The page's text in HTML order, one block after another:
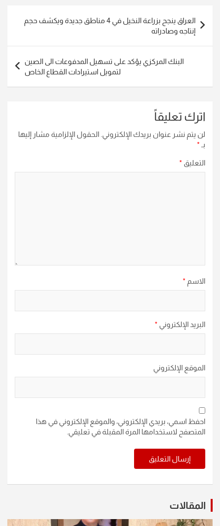
المقالات
العراق ينجح بزراعة النخيل في 4 مناطق جديدة ويكشف حجم
إنتاجه وصادراته
البنك المركزي يؤكد على تسهيل المدفوعات الى الصين
لتمويل استيرادات القطاع الخاص
اترك تعليقاً
لن يتم نشر عنوان بريدك الإلكتروني. الحقول الإلزامية مشار إليها
بـ *
التعليق *
الاسم *
البريد الإلكتروني *
الموقع الإلكتروني
احفظ اسمي، بريدي الإلكتروني، والموقع الإلكتروني في هذا
المتصفح لاستخدامها المرة المقبلة في تعليقي.
المقالات